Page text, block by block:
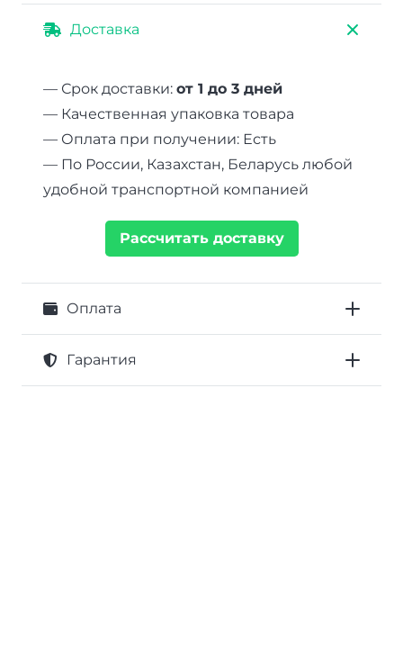
Доставка
— Срок доставки: от 1 до 3 дней
— Качественная упаковка товара
— Оплата при получении: Есть
— По России, Казахстан, Беларусь любой
удобной транспортной компанией
Рассчитать доставку
Оплата
Гарантия